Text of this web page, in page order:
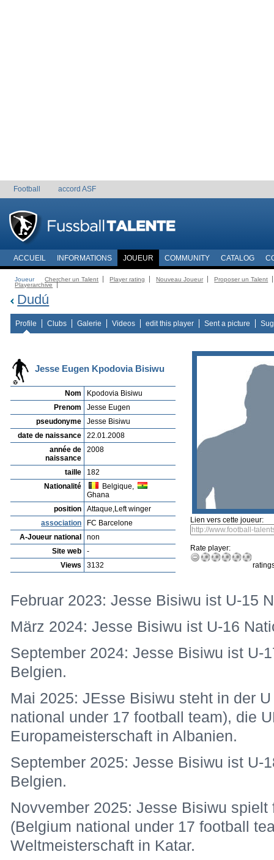
Football accord ASF
ACCUEIL INFORMATIONS JOUEUR COMMUNITY CATALOG
Joueur Chercher un Talent Player rating Nouveau Joueur
Proposer un Talent
Playerarchive
Dudú
Profile Clubs Galerie Videos edit this player Sent a picture
Jesse Eugen Kpodovia Bisiwu
Nom
Kpodovia Bisiwu
Prenom
Jesse Eugen
pseudonyme
Jesse Bisiwu
date de naissance
22.01.2008
année de
naissance
2008
taille
182
Nationalité
Belgique,
Ghana
position
Attaque,Left winger
association
FC Barcelone
A-Joueur national
non
Site web
-
Views
3132
Lien vers cette joueur:
Rate player:
Februar 2023: Jesse Bisiwu ist U-15
März 2024: Jesse Bisiwu ist U-16
September 2024: Jesse Bisiwu ist U-
Belgien.
Mai 2025: JEsse Bisiwu steht in der
national under 17 football team), die
Europameisterschaft in Albanien.
September 2025: Jesse Bisiwu ist U-
Belgien.
Novvember 2025: Jesse Bisiwu
(Belgium national under 17 football
Weltmeisterschaft in Katar.